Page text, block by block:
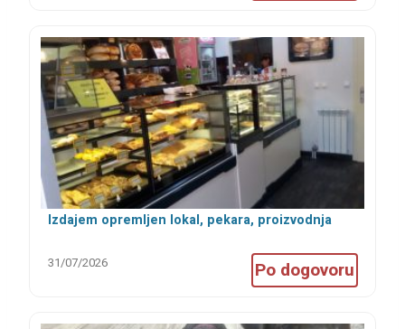
Izdajem opremljen lokal, pekara, proizvodnja
31/07/2026 Po dogovoru